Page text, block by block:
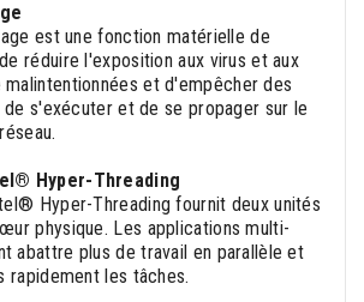
est une fonction matérielle de
réduire l'exposition aux virus et aux
et d'empêcher des
de s'exécuter et de se propager sur le
Hyper-Threading
Hyper-Threading fournit deux unités
physique. Les applications multi-
abattre plus de travail en parallèle et
rapidement les tâches.